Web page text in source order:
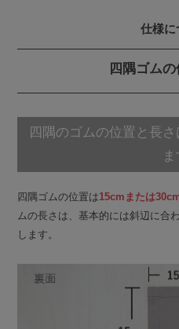
仕様に
四隅ゴム
四隅のゴムの位置と長
四隅ゴムの位置は15cmまたは
ムの長さは、基本的には斜辺に合
します。